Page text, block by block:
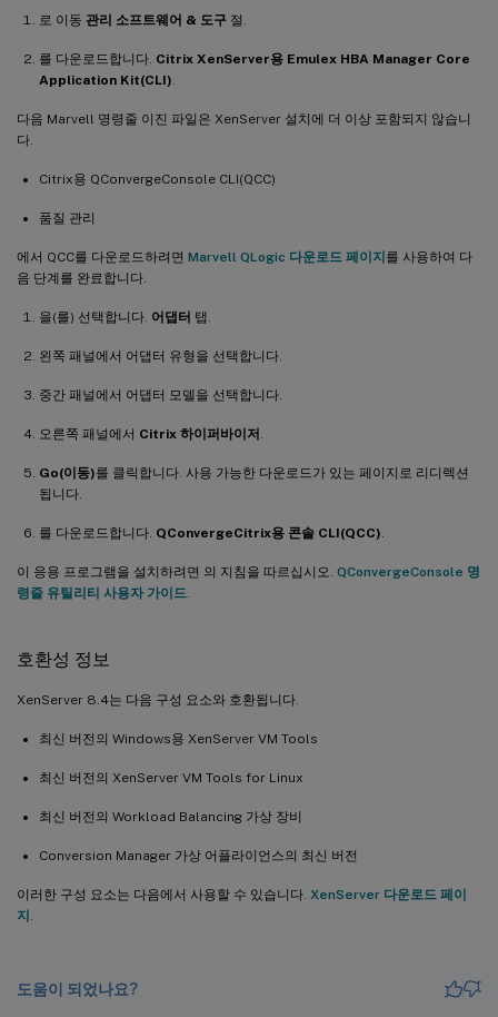
로 이동 관리 소프트웨어 & 도구 절.
를 다운로드합니다. Citrix XenServer용 Emulex HBA Manager Core
Application Kit(CLI)
다음 Marvell 명령줄 이진 파일은 XenServer 설치에 더 이상 포함되지 않습니
다.
Citrix용 QConvergeConsole CLI(QCC)
품질 관리
에서 QCC를 다운로드하려면 Marvell QLogic 다운로드 페이지를 사용하여 다
음 단계를 완료합니다.
을(를) 선택합니다. 어댑터 탭.
왼쪽 패널에서 어댑터 유형을 선택합니다.
중간 패널에서 어댑터 모델을 선택합니다.
오른쪽 패널에서 Citrix 하이퍼바이저
Go(이동)를 클릭합니다. 사용 가능한 다운로드가 있는 페이지로 리디렉션
됩니다.
를 다운로드합니다. QConvergeCitrix용 콘솔 CLI(QCC)
이 응용 프로그램을 설치하려면 의 지침을 따르십시오. QConvergeConsole 명
령줄 유틸리티 사용자 가이드
호환성 정보
XenServer 8.4는 다음 구성 요소와 호환됩니다.
최신 버전의 Windows용 XenServer VM Tools
최신 버전의 XenServer VM Tools for Linux
최신 버전의 Workload Balancing 가상 장비
Conversion Manager 가상 어플라이언스의 최신 버전
이러한 구성 요소는 다음에서 사용할 수 있습니다. XenServer 다운로드 페이
지
도움이 되었나요?